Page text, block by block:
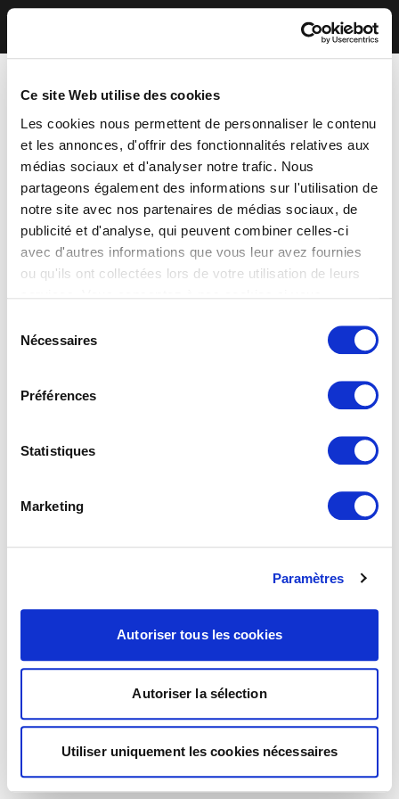
Ce site Web utilise des cookies
Les cookies nous permettent de personnaliser le contenu
et les annonces, d'offrir des fonctionnalités relatives aux
médias sociaux et d'analyser notre trafic. Nous
partageons également des informations sur l'utilisation de
notre site avec nos partenaires de médias sociaux, de
publicité et d'analyse, qui peuvent combiner celles-ci
avec d'autres informations que vous leur avez fournies
ou qu'ils ont collectées lors de votre utilisation de leurs
Nécessaires
Préférences
Statistiques
Marketing
Paramètres
Autoriser tous les cookies
Autoriser la sélection
Utiliser uniquement les cookies nécessaires